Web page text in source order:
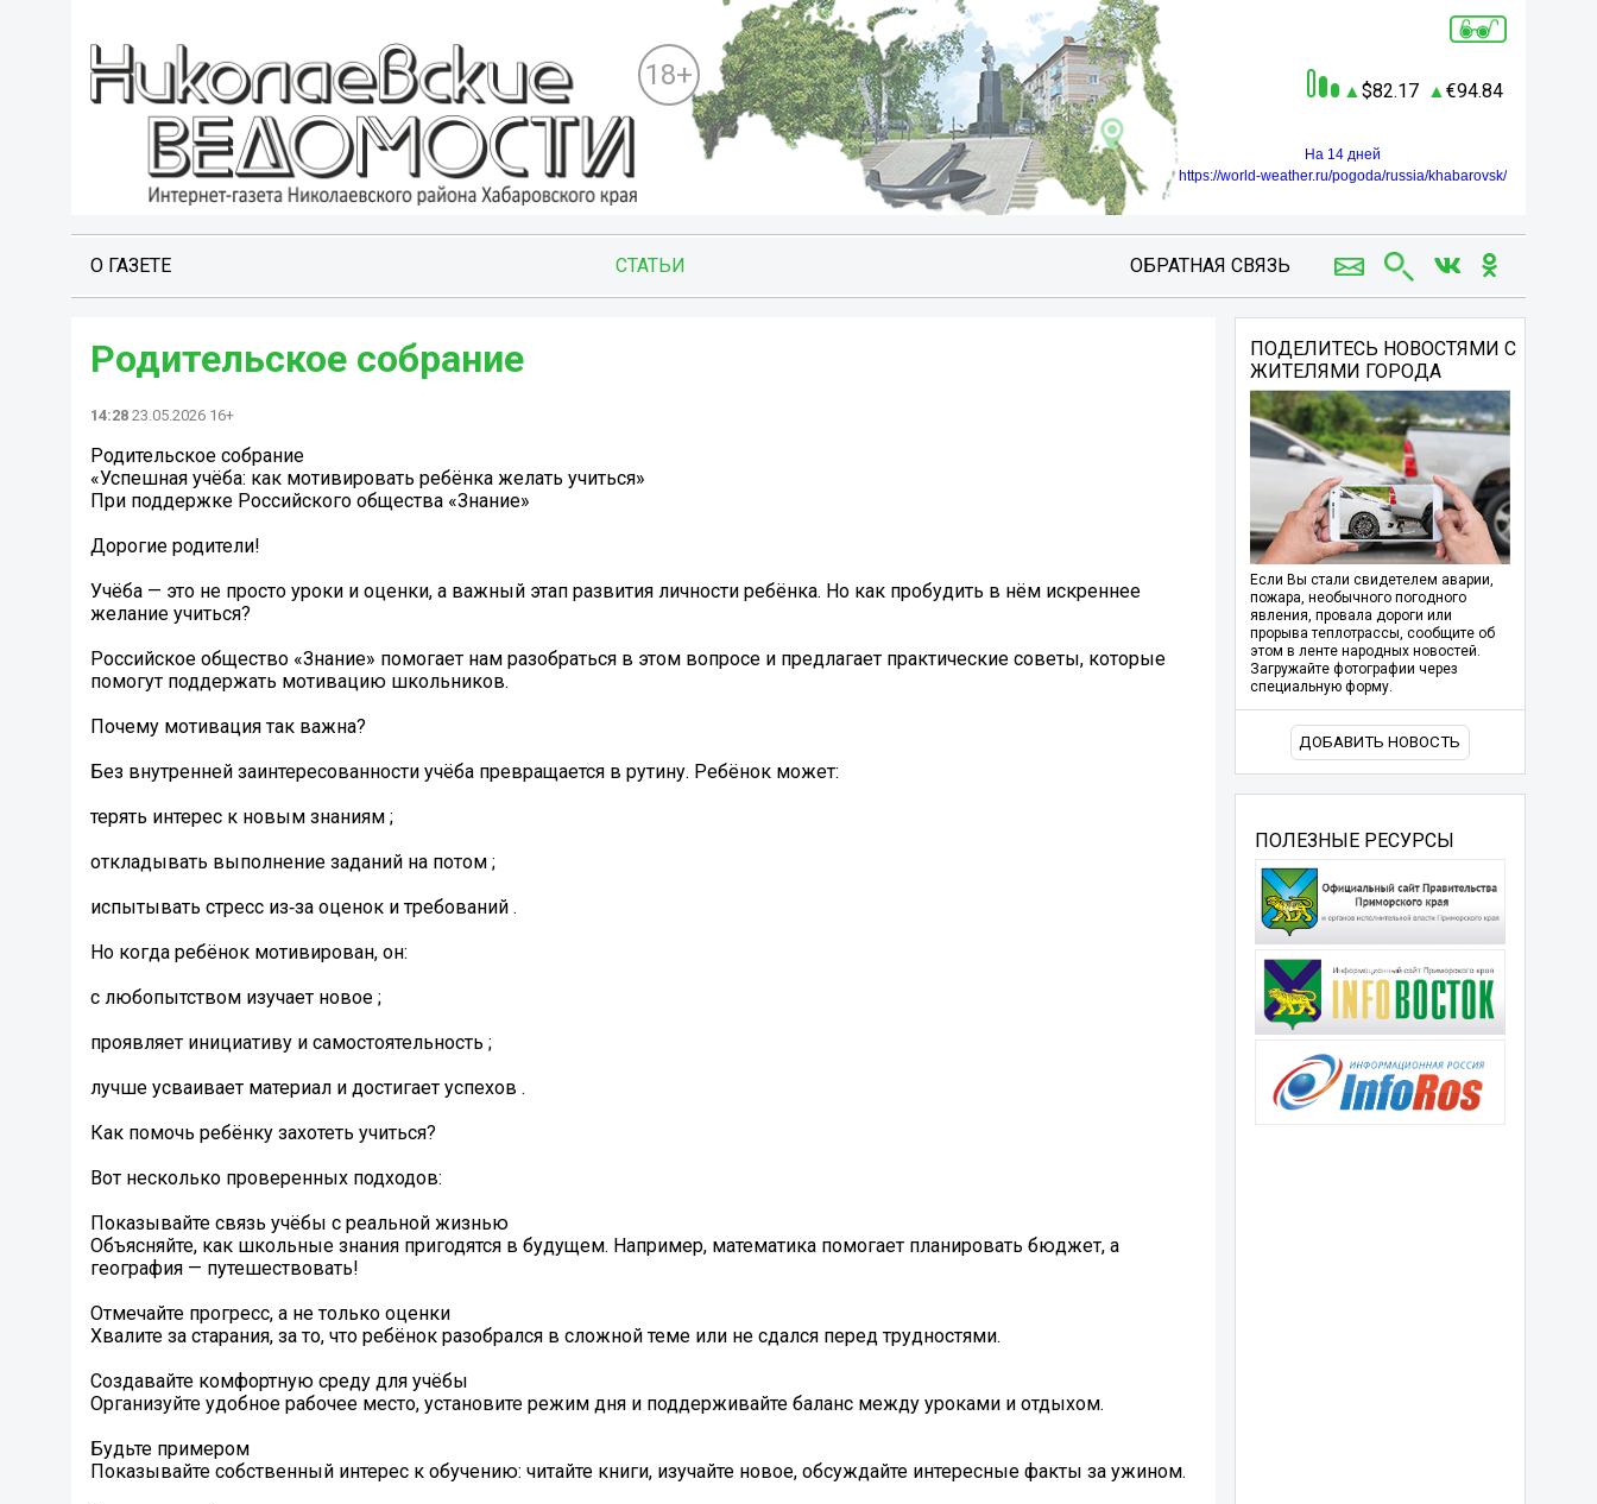
18+
82.17 94.84
На 14 дней
https://world-weather.ru/pogoda/russia/khabarovsk/
О ГАЗЕТЕ СТАТЬИ ОБРАТНАЯ СВЯЗЬ
Родительское собрание
14:28 23.05.2026 16+
Родительское собрание
«Успешная учёба: как мотивировать ребёнка желать учиться»
При поддержке Российского общества «Знание»
Дорогие родители!
Учёба — это не просто уроки и оценки, а важный этап развития личности ребёнка. Но как пробудить в нём искреннее
желание учиться?
Российское общество «Знание» помогает нам разобраться в этом вопросе и предлагает практические советы, которые
помогут поддержать мотивацию школьников.
Почему мотивация так важна?
Без внутренней заинтересованности учёба превращается в рутину. Ребёнок может:
терять интерес к новым знаниям ;
откладывать выполнение заданий на потом ️;
испытывать стресс из‑за оценок и требований .
Но когда ребёнок мотивирован, он:
с любопытством изучает новое ;
проявляет инициативу и самостоятельность ;
лучше усваивает материал и достигает успехов .
Как помочь ребёнку захотеть учиться?
Вот несколько проверенных подходов:
Показывайте связь учёбы с реальной жизнью
Объясняйте, как школьные знания пригодятся в будущем. Например, математика помогает планировать бюджет, а
география — путешествовать!
Отмечайте прогресс, а не только оценки
Хвалите за старания, за то, что ребёнок разобрался в сложной теме или не сдался перед трудностями.
Создавайте комфортную среду для учёбы
Организуйте удобное рабочее место, установите режим дня и поддерживайте баланс между уроками и отдыхом.
Будьте примером ‍
Показывайте собственный интерес к обучению: читайте книги, изучайте новое, обсуждайте интересные факты за ужином.
ПОДЕЛИТЕСЬ НОВОСТЯМИ С
ЖИТЕЛЯМИ ГОРОДА
Если Вы стали свидетелем аварии,
пожара, необычного погодного
явления, провала дороги или
прорыва теплотрассы, сообщите об
этом в ленте народных новостей.
Загружайте фотографии через
специальную форму.
ДОБАВИТЬ НОВОСТЬ
ПОЛЕЗНЫЕ РЕСУРСЫ